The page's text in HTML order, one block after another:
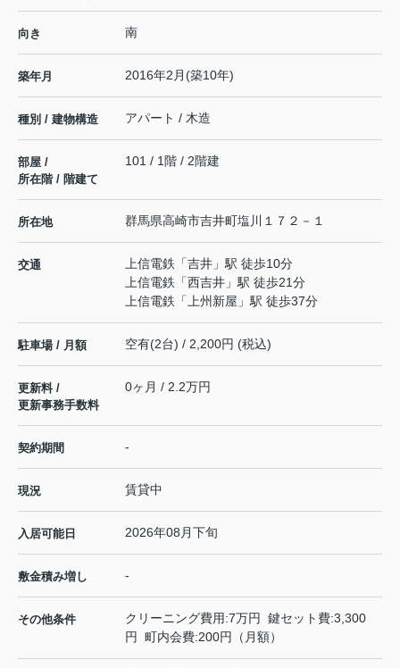
向き 南
築年月 2016年2月(築10年)
種別 / 建物構造 アパート / 木造
部屋 /
所在階 / 階建て
101 / 1階 / 2階建
所在地 群馬県高崎市吉井町塩川 １７２－１
交通 上信電鉄 「吉井 」駅 徒歩10分
上信電鉄 「西吉井 」駅 徒歩21分
上信電鉄 「 上州新屋 」駅 徒歩37分
駐車場 / 月額 空有(2台) / 2,200円 (税込)
更新料 /
更新事務手数料
0ヶ月 / 2.2万円
契約期間 -
現況 賃貸中
入居可能日 2026年08月下旬
敷金積み増し -
その他条件
クリーニング費用:7万円 鍵セット費:3,300
円 町内会費:200円（月額）